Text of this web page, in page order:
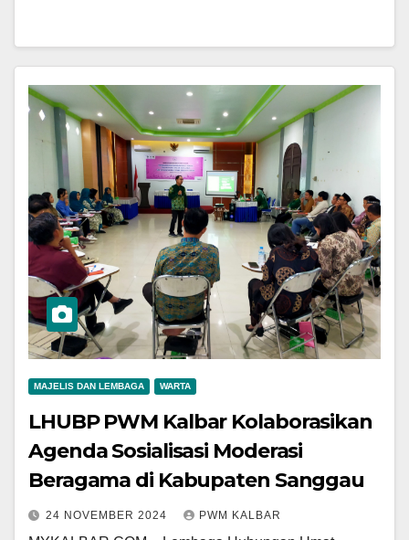
MAJELIS DAN LEMBAGA WARTA
LHUBP PWM Kalbar Kolaborasikan
Agenda Sosialisasi Moderasi
Beragama di Kabupaten Sanggau
24 NOVEMBER 2024 PWM KALBAR